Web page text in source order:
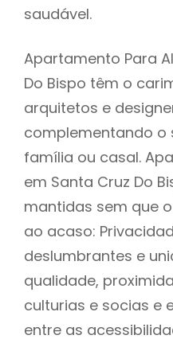
saudável.
Apartamento Para
Do Bispo têm o
arquitetos e
complementando o
família ou casal.
em Santa Cruz Do
mantidas sem que
ao acaso:
deslumbrantes e
qualidade,
culturias e socias e
entre as